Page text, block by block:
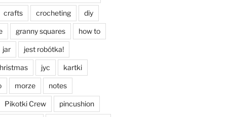
crafts crocheting diy
granny squares how to
jar jest robótka!
jyc kartki
morze notes
Pikotki Crew pincushion